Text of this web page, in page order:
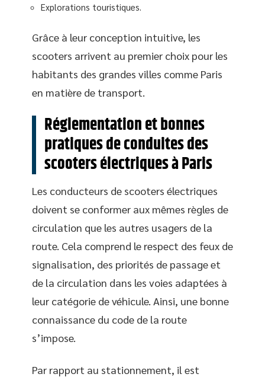
Explorations touristiques.
Grâce à leur conception intuitive, les
scooters arrivent au premier choix pour les
habitants des grandes villes comme Paris
en matière de transport.
Réglementation et bonnes
pratiques de conduites des
scooters électriques à Paris
Les conducteurs de scooters électriques
doivent se conformer aux mêmes règles de
circulation que les autres usagers de la
route. Cela comprend le respect des feux de
signalisation, des priorités de passage et
de la circulation dans les voies adaptées à
leur catégorie de véhicule. Ainsi, une bonne
connaissance du code de la route
s’impose.
Par rapport au stationnement, il est